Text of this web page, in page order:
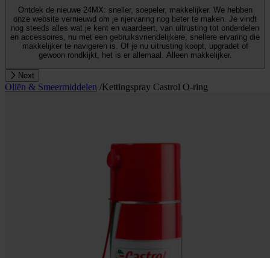
Ontdek de nieuwe 24MX: sneller, soepeler, makkelijker. We hebben
onze website vernieuwd om je rijervaring nog beter te maken. Je vindt
nog steeds alles wat je kent en waardeert, van uitrusting tot onderdelen
en accessoires, nu met een gebruiksvriendelijkere, snellere ervaring die
makkelijker te navigeren is. Of je nu uitrusting koopt, upgradet of
gewoon rondkijkt, het is er allemaal. Alleen makkelijker.
Next
Oliën & Smeermiddelen /Kettingspray Castrol O-ring